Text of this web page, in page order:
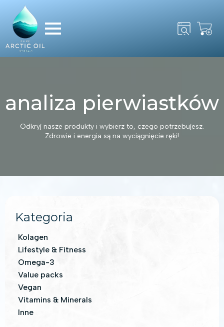
for:
analiza pierwiastków
Odkryj nasze produkty i wybierz to, czego potrzebujesz.
Zdrowie i energia są na wyciągnięcie ręki!
Kategoria
Kolagen
Lifestyle & Fitness
Omega-3
Value packs
Vegan
Vitamins & Minerals
Inne